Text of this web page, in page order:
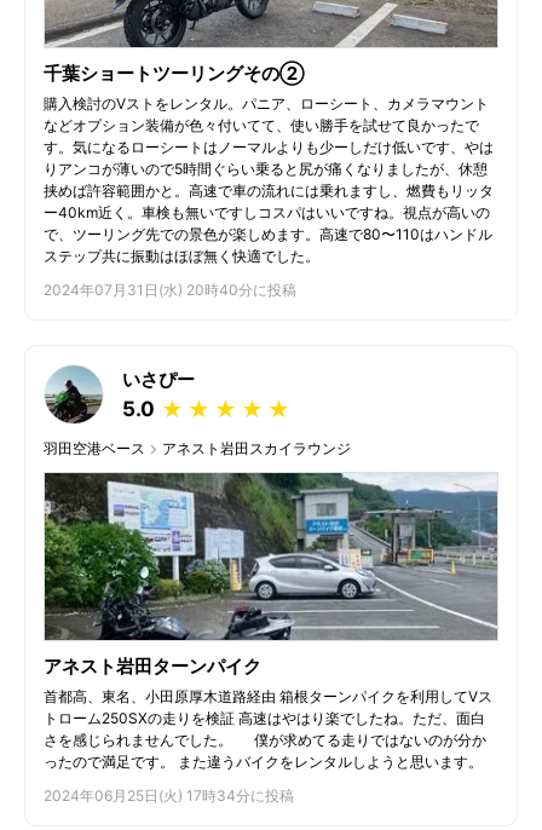
千葉ショートツーリングその②
購入検討のVストをレンタル。パニア、ローシート、カメラマウント
などオプション装備が色々付いてて、使い勝手を試せて良かったで
す。気になるローシートはノーマルよりも少ーしだけ低いです、やは
りアンコが薄いので5時間ぐらい乗ると尻が痛くなりましたが、休憩
挟めば許容範囲かと。高速で車の流れには乗れますし、燃費もリッタ
ー40km近く。車検も無いですしコスパはいいですね。視点が高いの
で、ツーリング先での景色が楽しめます。高速で80〜110はハンドル
ステップ共に振動はほぼ無く快適でした。
2024年07月31日(水) 20時40分に投稿
いさぴー
5.0 ★
★
★
★
★
羽田空港ベース アネスト岩田スカイラウンジ
アネスト岩田ターンパイク
首都高、東名、小田原厚木道路経由 箱根ターンパイクを利用してVス
トローム250SXの走りを検証 高速はやはり楽でしたね。ただ、面白
さを感じられませんでした。 僕が求めてる走りではないのが分か
ったので満足です。 また違うバイクをレンタルしようと思います。
2024年06月25日(火) 17時34分に投稿